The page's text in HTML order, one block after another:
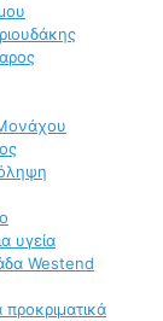
υγεία
Westend